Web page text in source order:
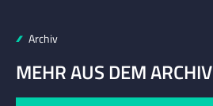
Archiv
MEHR AUS DEM ARCHIV